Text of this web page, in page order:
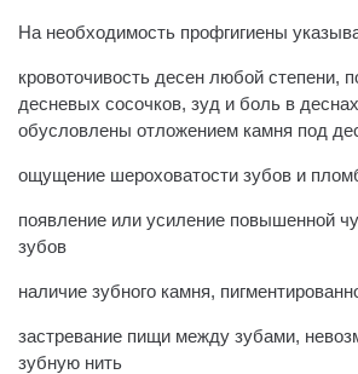
На необходимость профгигиены
кровоточивость десен любой степени,
десневых сосочков, зуд и боль в
обусловлены отложением камня под
ощущение шероховатости зубов и
появление или усиление повышенной
зубов
наличие зубного камня,
застревание пищи между зубами,
зубную нить